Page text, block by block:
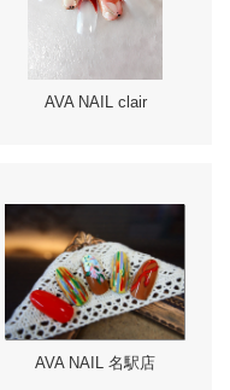
AVA NAIL clair
AVA NAIL 名駅店